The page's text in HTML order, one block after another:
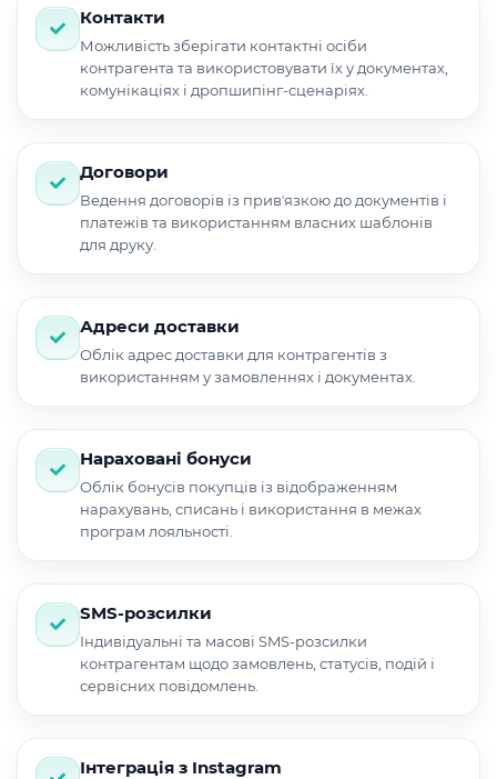
Контакти
Можливість зберігати контактні осіби
контрагента та використовувати їх у документах,
комунікаціях і дропшипінг-сценаріях.
Договори
Ведення договорів із привʼязкою до документів і
платежів та використанням власних шаблонів
для друку.
Адреси доставки
Облік адрес доставки для контрагентів з
використанням у замовленнях і документах.
Нараховані бонуси
Облік бонусів покупців із відображенням
нарахувань, списань і використання в межах
програм лояльності.
SMS-розсилки
Індивідуальні та масові SMS-розсилки
контрагентам щодо замовлень, статусів, подій і
сервісних повідомлень.
Інтеграція з Instagram